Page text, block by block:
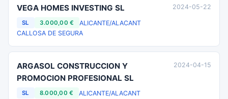
VEGA HOMES INVESTING SL
SL 3.000,00 €
ALICANTE/ALACANT
CALLOSA DE SEGURA
2024-05-22
ARGASOL CONSTRUCCION Y
PROMOCION PROFESIONAL SL
SL 8.000,00 €
ALICANTE/ALACANT
2024-04-15